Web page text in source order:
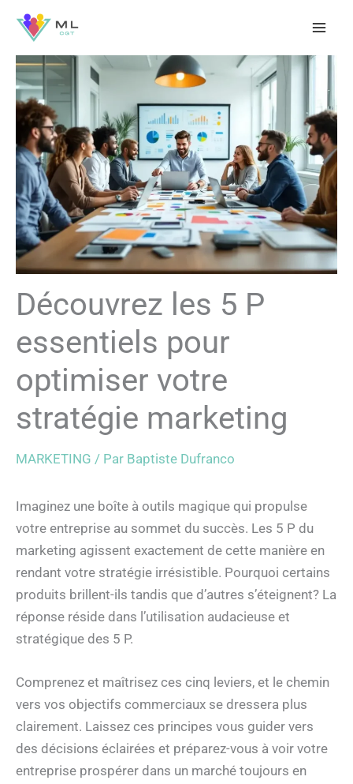
Aller
contenu
Découvrez les 5 P
essentiels pour
optimiser votre
stratégie marketing
MARKETING / Par Baptiste Dufranco
Imaginez une boîte à outils magique qui propulse
votre entreprise au sommet du succès. Les 5 P du
marketing agissent exactement de cette manière en
rendant votre stratégie irrésistible. Pourquoi certains
produits brillent-ils tandis que d’autres s’éteignent? La
réponse réside dans l’utilisation audacieuse et
stratégique des 5 P.
Comprenez et maîtrisez ces cinq leviers, et le chemin
vers vos objectifs commerciaux se dressera plus
clairement. Laissez ces principes vous guider vers
des décisions éclairées et préparez-vous à voir votre
entreprise prospérer dans un marché toujours en